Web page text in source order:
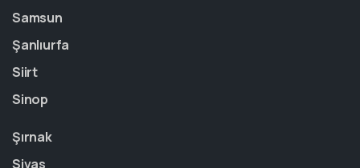
Samsun
Şanlıurfa
Siirt
Sinop
Şırnak
Sivas